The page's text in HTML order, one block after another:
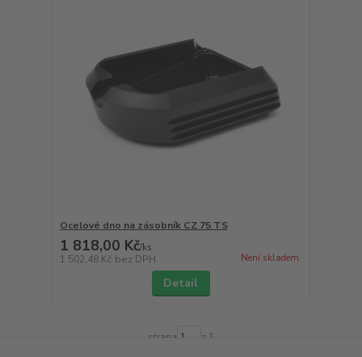
Ocelové dno na zásobník CZ 75 TS
1 818,00 Kč/ks
1 502,48 Kč bez DPH Není skladem
Detail
strana z 1